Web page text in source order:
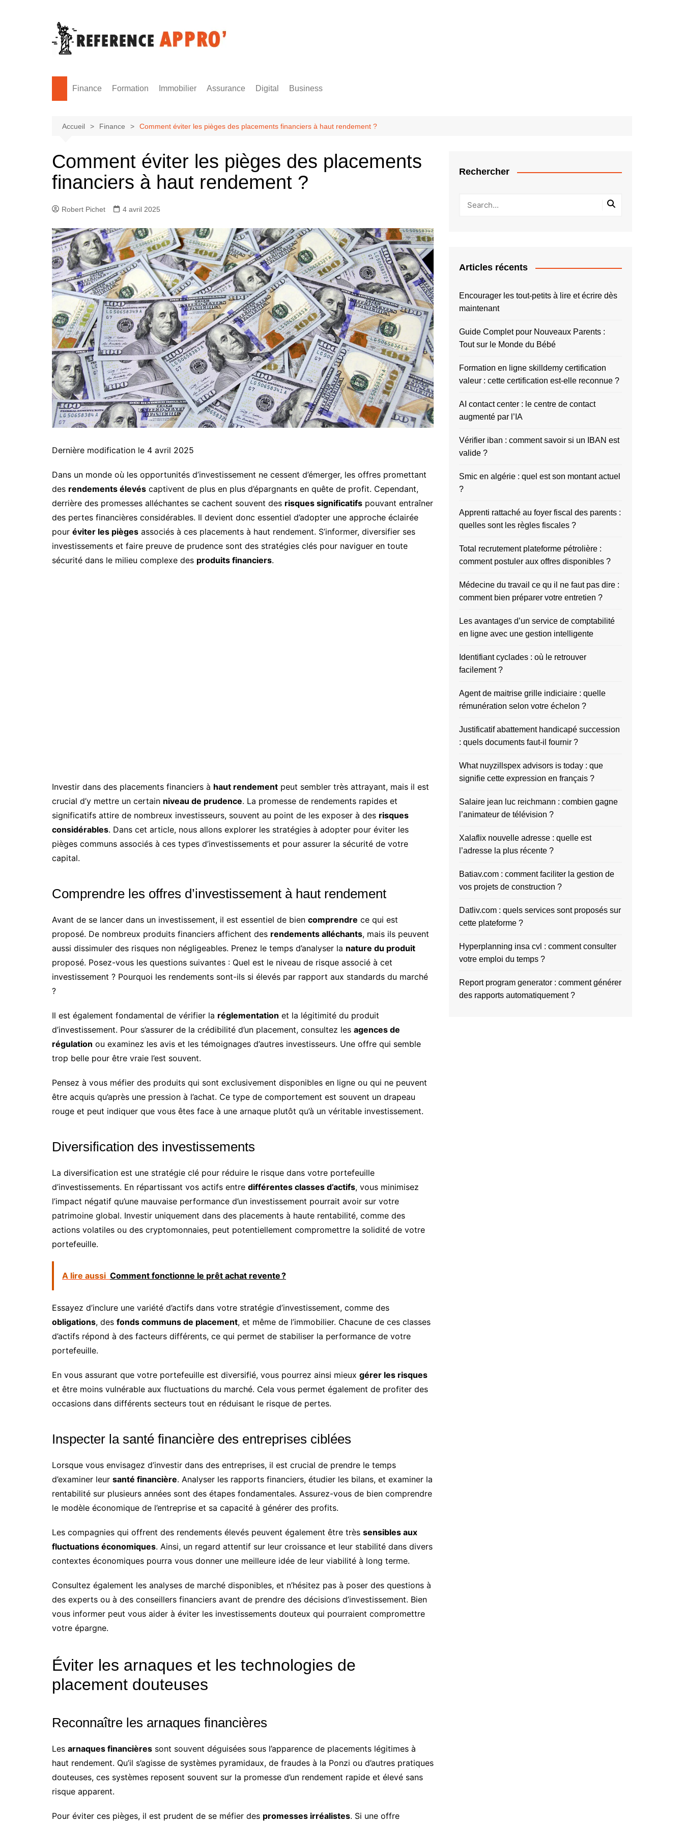
Finance Formation Immobilier Assurance Digital Business
Accueil Finance Comment éviter les pièges des placements financiers à haut rendement ?
Comment éviter les pièges des placements
financiers à haut rendement ?
Robert Pichet 4 avril 2025
Dernière modification le 4 avril 2025
Dans un monde où les opportunités d’investissement ne cessent d’émerger, les offres promettant
des rendements élevés captivent de plus en plus d’épargnants en quête de profit. Cependant,
derrière des promesses alléchantes se cachent souvent des risques significatifs pouvant entraîner
des pertes financières considérables. Il devient donc essentiel d’adopter une approche éclairée
pour éviter les pièges associés à ces placements à haut rendement. S’informer, diversifier ses
investissements et faire preuve de prudence sont des stratégies clés pour naviguer en toute
sécurité dans le milieu complexe des produits financiers.
Investir dans des placements financiers à haut rendement peut sembler très attrayant, mais il est
crucial d’y mettre un certain niveau de prudence. La promesse de rendements rapides et
significatifs attire de nombreux investisseurs, souvent au point de les exposer à des risques
considérables. Dans cet article, nous allons explorer les stratégies à adopter pour éviter les
pièges communs associés à ces types d’investissements et pour assurer la sécurité de votre
capital.
Comprendre les offres d’investissement à haut rendement
Avant de se lancer dans un investissement, il est essentiel de bien comprendre ce qui est
proposé. De nombreux produits financiers affichent des rendements alléchants, mais ils peuvent
aussi dissimuler des risques non négligeables. Prenez le temps d’analyser la nature du produit
proposé. Posez-vous les questions suivantes : Quel est le niveau de risque associé à cet
investissement ? Pourquoi les rendements sont-ils si élevés par rapport aux standards du marché
?
Il est également fondamental de vérifier la réglementation et la légitimité du produit
d’investissement. Pour s’assurer de la crédibilité d’un placement, consultez les agences de
régulation ou examinez les avis et les témoignages d’autres investisseurs. Une offre qui semble
trop belle pour être vraie l’est souvent.
Pensez à vous méfier des produits qui sont exclusivement disponibles en ligne ou qui ne peuvent
être acquis qu’après une pression à l’achat. Ce type de comportement est souvent un drapeau
rouge et peut indiquer que vous êtes face à une arnaque plutôt qu’à un véritable investissement.
Diversification des investissements
La diversification est une stratégie clé pour réduire le risque dans votre portefeuille
d’investissements. En répartissant vos actifs entre différentes classes d’actifs, vous minimisez
l’impact négatif qu’une mauvaise performance d’un investissement pourrait avoir sur votre
patrimoine global. Investir uniquement dans des placements à haute rentabilité, comme des
actions volatiles ou des cryptomonnaies, peut potentiellement compromettre la solidité de votre
portefeuille.
A lire aussi Comment fonctionne le prêt achat revente ?
Essayez d’inclure une variété d’actifs dans votre stratégie d’investissement, comme des
obligations, des fonds communs de placement, et même de l’immobilier. Chacune de ces classes
d’actifs répond à des facteurs différents, ce qui permet de stabiliser la performance de votre
portefeuille.
En vous assurant que votre portefeuille est diversifié, vous pourrez ainsi mieux gérer les risques
et être moins vulnérable aux fluctuations du marché. Cela vous permet également de profiter des
occasions dans différents secteurs tout en réduisant le risque de pertes.
Inspecter la santé financière des entreprises ciblées
Lorsque vous envisagez d’investir dans des entreprises, il est crucial de prendre le temps
d’examiner leur santé financière. Analyser les rapports financiers, étudier les bilans, et examiner la
rentabilité sur plusieurs années sont des étapes fondamentales. Assurez-vous de bien comprendre
le modèle économique de l’entreprise et sa capacité à générer des profits.
Les compagnies qui offrent des rendements élevés peuvent également être très sensibles aux
fluctuations économiques. Ainsi, un regard attentif sur leur croissance et leur stabilité dans divers
contextes économiques pourra vous donner une meilleure idée de leur viabilité à long terme.
Consultez également les analyses de marché disponibles, et n’hésitez pas à poser des questions à
des experts ou à des conseillers financiers avant de prendre des décisions d’investissement. Bien
vous informer peut vous aider à éviter les investissements douteux qui pourraient compromettre
votre épargne.
Éviter les arnaques et les technologies de
placement douteuses
Reconnaître les arnaques financières
Les arnaques financières sont souvent déguisées sous l’apparence de placements légitimes à
haut rendement. Qu’il s’agisse de systèmes pyramidaux, de fraudes à la Ponzi ou d’autres pratiques
douteuses, ces systèmes reposent souvent sur la promesse d’un rendement rapide et élevé sans
risque apparent.
Pour éviter ces pièges, il est prudent de se méfier des promesses irréalistes. Si une offre
Rechercher
Articles récents
Encourager les tout-petits à lire et écrire dès
maintenant
Guide Complet pour Nouveaux Parents :
Tout sur le Monde du Bébé
Formation en ligne skilldemy certification
valeur : cette certification est-elle reconnue ?
AI contact center : le centre de contact
augmenté par l’IA
Vérifier iban : comment savoir si un IBAN est
valide ?
Smic en algérie : quel est son montant actuel
?
Apprenti rattaché au foyer fiscal des parents :
quelles sont les règles fiscales ?
Total recrutement plateforme pétrolière :
comment postuler aux offres disponibles ?
Médecine du travail ce qu il ne faut pas dire :
comment bien préparer votre entretien ?
Les avantages d’un service de comptabilité
en ligne avec une gestion intelligente
Identifiant cyclades : où le retrouver
facilement ?
Agent de maitrise grille indiciaire : quelle
rémunération selon votre échelon ?
Justificatif abattement handicapé succession
: quels documents faut-il fournir ?
What nuyzillspex advisors is today : que
signifie cette expression en français ?
Salaire jean luc reichmann : combien gagne
l’animateur de télévision ?
Xalaflix nouvelle adresse : quelle est
l’adresse la plus récente ?
Batiav.com : comment faciliter la gestion de
vos projets de construction ?
Datliv.com : quels services sont proposés sur
cette plateforme ?
Hyperplanning insa cvl : comment consulter
votre emploi du temps ?
Report program generator : comment générer
des rapports automatiquement ?